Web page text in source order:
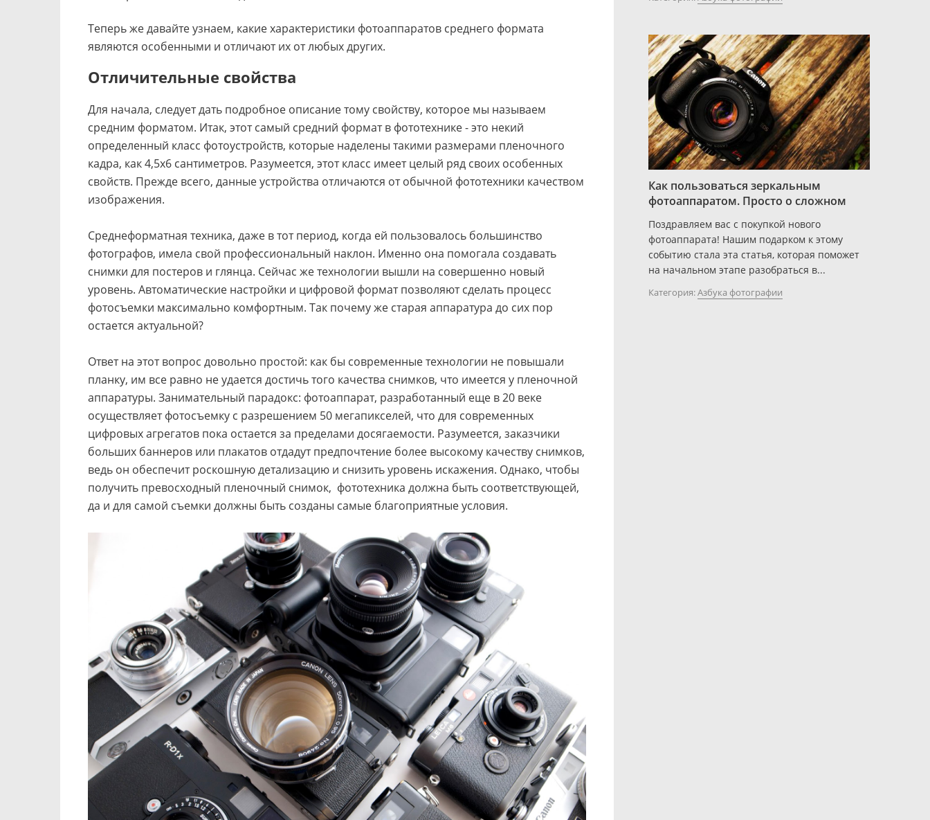
Теперь же давайте узнаем, какие характеристики фотоаппаратов среднего формата
являются особенными и отличают их от любых других.
Отличительные свойства
Для начала, следует дать подробное описание тому свойству, которое мы называем
средним форматом. Итак, этот самый средний формат в фототехнике - это некий
определенный класс фотоустройств, которые наделены такими размерами пленочного
кадра, как4,5х6 сантиметров. Разумеется, этот класс имеет целый ряд своих особенных
свойств. Прежде всего, данные устройства отличаются от обычной фототехники качеством
изображения.
Среднеформатная техника, даже в тот период, когда ей пользовалось большинство
фотографов, имела свой профессиональный наклон. Именно она помогала создавать
снимки для постеров и глянца. Сейчас же технологии вышли на совершенно новый
уровень. Автоматические настройки и цифровой формат позволяют сделать процесс
фотосъемки максимально комфортным. Так почему же старая аппаратура до сих пор
остается актуальной?
Ответ на этот вопрос довольно простой: как бы современные технологии не повышали
планку, им все равно не удается достичь того качества снимков, что имеется у пленочной
аппаратуры. Занимательный парадокс: фотоаппарат, разработанный еще в 20 веке
осуществляет фотосъемку с разрешением 50 мегапикселей, что для современных
цифровых агрегатов пока остается за пределами досягаемости. Разумеется, заказчики
больших баннеров или плакатов отдадут предпочтение более высокому качеству снимков,
ведь он обеспечит роскошную детализацию и снизить уровень искажения. Однако, чтобы
получить превосходный пленочный снимок, фототехника должна быть соответствующей,
да и для самой съемки должны быть созданы самые благоприятные условия.
Как пользоваться зеркальным
фотоаппаратом. Просто о сложном
Поздравляем вас с покупкой нового
фотоаппарата! Нашим подарком к этому
событию стала эта статья, которая поможет
на начальном этапе разобраться в...
Категория:Азбука фотографии